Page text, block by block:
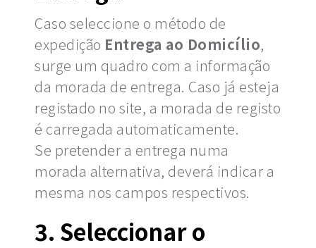
Caso seleccione o método de
expedição Entrega ao Domicílio,
surge um quadro com a informação
da morada de entrega. Caso já esteja
registado no site, a morada de registo
é carregada automaticamente.
Se pretender a entrega numa
morada alternativa, deverá indicar a
mesma nos campos respectivos.
3. Seleccionar o